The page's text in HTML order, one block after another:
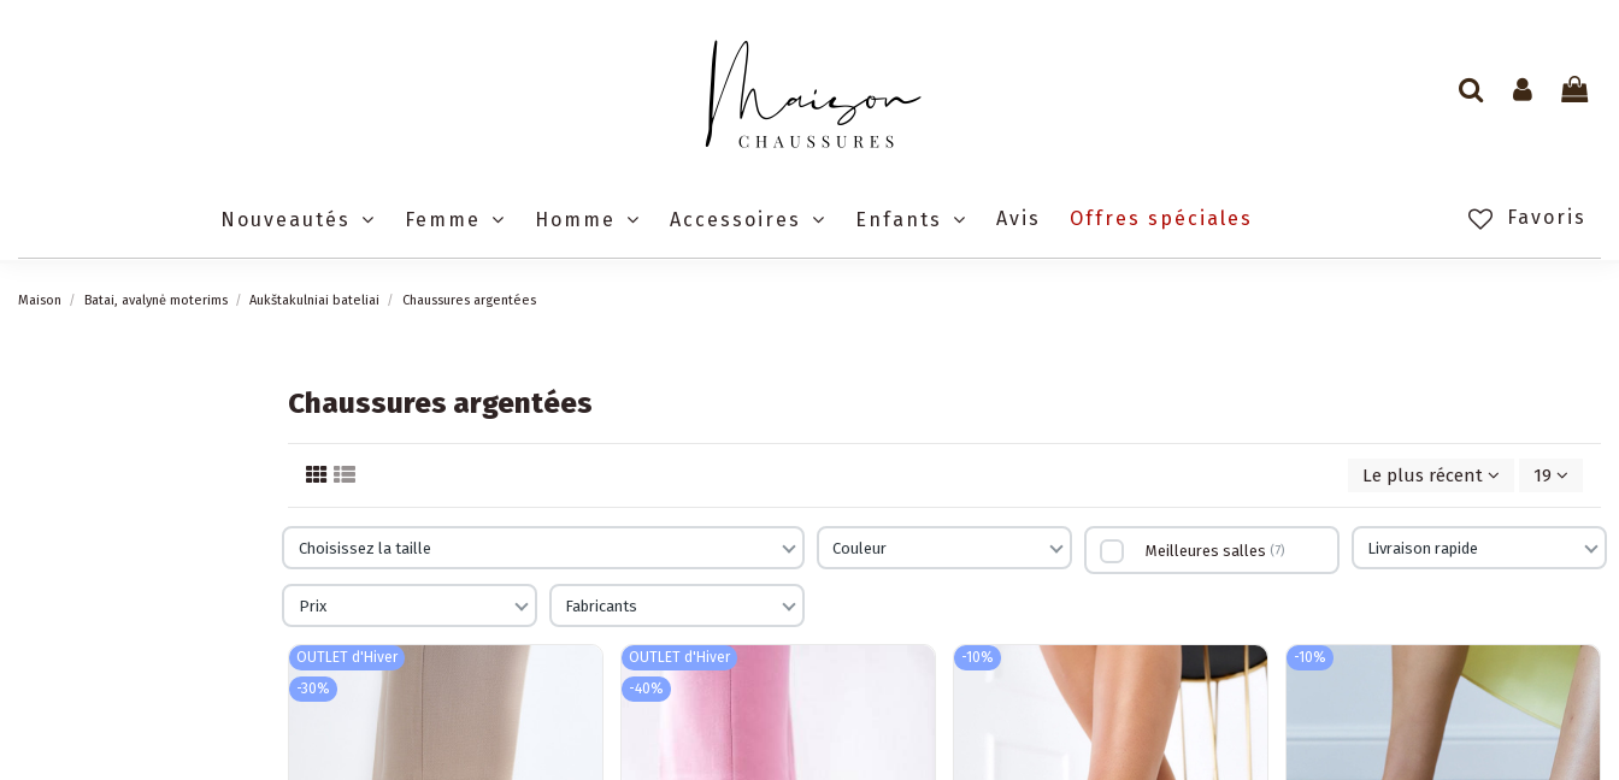
Nouveautés Femme Homme Accessoires Enfants Avis Favoris
Offres spéciales
Maison Batai, avalynė moterims Aukštakulniai bateliai Chaussures argentées
Chaussures argentées
Le plus récent d'abord
19
Choisissez la taille Couleur Meilleures salles 7 Livraison rapide
Prix Fabricants
OUTLET d'Hiver
-30%
OUTLET d'Hiver
-40%
-10% -10%